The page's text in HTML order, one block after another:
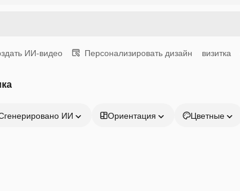
ИИ-видео Персонализировать дизайн визитка
ИИ Ориентация Цветные